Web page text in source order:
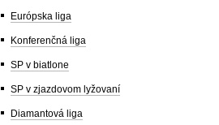
Európska liga
Konferenčná liga
SP v biatlone
SP v zjazdovom lyžovaní
Diamantová liga